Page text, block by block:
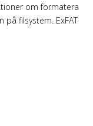
om formatera
på filsystem. ExFAT